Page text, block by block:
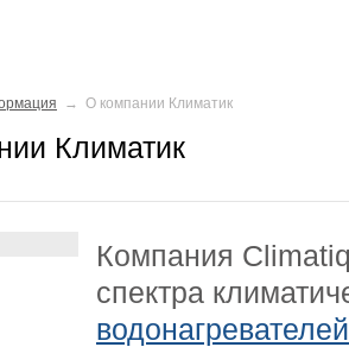
О компании Климатик
Климатик
Компания
спектра
водонагревателей